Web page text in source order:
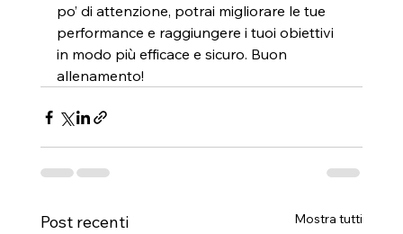
po’ di attenzione, potrai migliorare le tue
performance e raggiungere i tuoi obiettivi
in modo più efficace e sicuro. Buon
allenamento!
Post recenti Mostra tutti